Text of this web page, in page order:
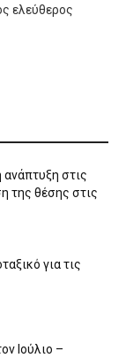
ελεύθερος
ανάπτυξη στις
της θέσης στις
για τις
Ιούλιο –